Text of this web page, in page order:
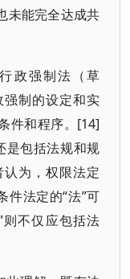
未能完全达成共
政强制法（草
制的设定和实
件和程序。[14]
是包括法规和规
为，权限法定
件法定的“法”可
不仅应包括法